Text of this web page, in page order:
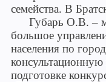
семейства. В
Губарь О.В. –
большое
населения по
подготовке